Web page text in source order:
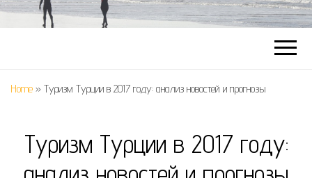
Home » Туризм Турции в 2017 году: анализ новостей и прогнозы
Туризм Турции в 2017 году: